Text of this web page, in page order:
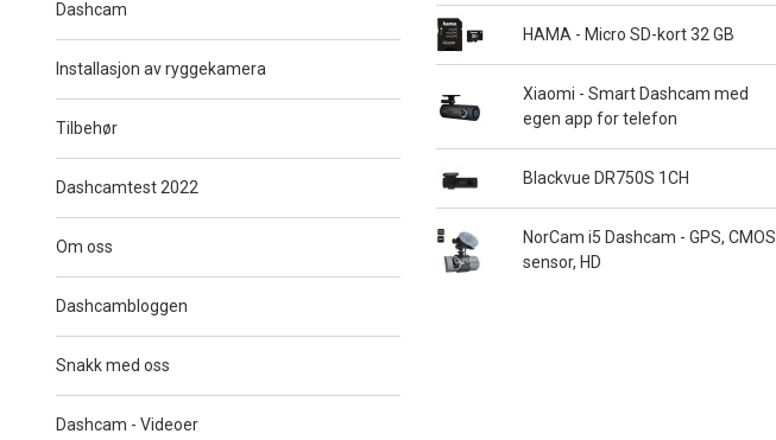
Dashcam
Installasjon av ryggekamera
Tilbehør
Dashcamtest 2022
Om oss
Dashcambloggen
Snakk med oss
Dashcam - Videoer
HAMA - Micro SD-kort 32 GB
Xiaomi - Smart Dashcam med
egen app for telefon
Blackvue DR750S 1CH
NorCam i5 Dashcam - GPS, CMOS
sensor, HD